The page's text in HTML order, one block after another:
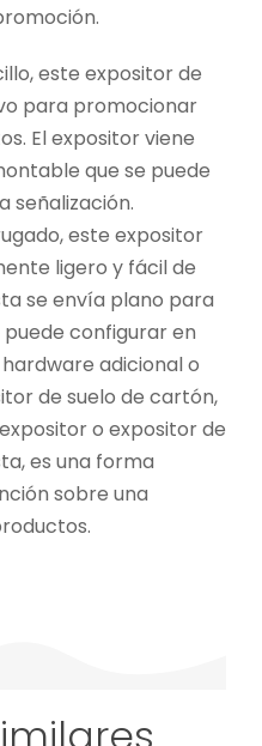
este expositor de
para promocionar
El expositor viene
que se puede
señalización.
este expositor
ligero y fácil de
se envía plano para
configurar en
adicional o
de suelo de cartón,
o expositor de
es una forma
sobre una